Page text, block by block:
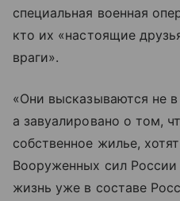
специальная военная
кто их «настоящие
враги».
«Они высказываются не
а завуалировано о том,
собственное жилье,
Вооруженных сил России
жизнь уже в составе